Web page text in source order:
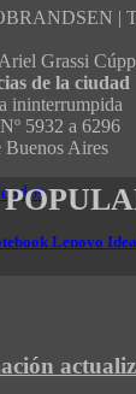
Lenovo
|
Grassi
de la ciudad
ininterrumpida
5932 a 6296
Buenos Aires